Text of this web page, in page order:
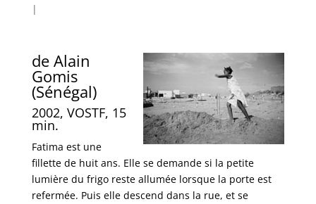
|
de Alain
Gomis
(Sénégal)
2002, VOSTF, 15
min.
Fatima est une
fillette de huit ans. Elle se demande si la petite
lumière du frigo reste allumée lorsque la porte est
refermée. Puis elle descend dans la rue, et se